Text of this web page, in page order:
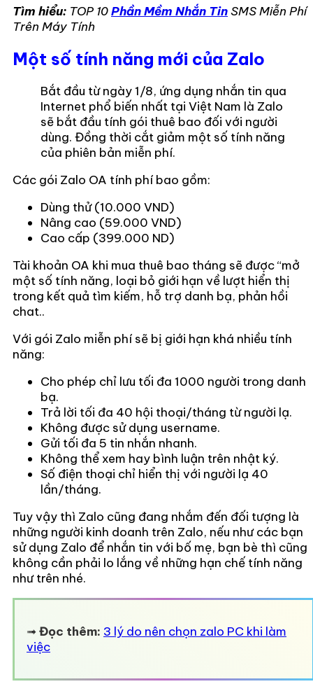
Tìm hiểu: TOP 10Phần Mềm Nhắn TinSMS Miễn Phí
Trên Máy Tính
Một số tính năng mới của Zalo
Bắt đầu từ ngày 1/8, ứng dụng nhắn tin qua
Internet phổ biến nhất tại Việt Nam là Zalo
sẽ bắt đầu tính gói thuê bao đối với người
dùng. Đồng thời cắt giảm một số tính năng
của phiên bản miễn phí.
Các gói Zalo OA tính phí bao gồm:
Dùng thử (10.000 VND)
Nâng cao (59.000 VND)
Cao cấp (399.000 ND)
Tài khoản OA khi mua thuê bao tháng sẽ được “mở
một số tính năng, loại bỏ giới hạn về lượt hiển thị
trong kết quả tìm kiếm, hỗ trợ danh bạ, phản hồi
chat..
Với gói Zalo miễn phí sẽ bị giới hạn khá nhiều tính
năng:
Cho phép chỉ lưu tối đa 1000 người trong danh
bạ.
Trả lời tối đa 40 hội thoại/tháng từ người lạ.
Không được sử dụng username.
Gửi tối đa 5 tin nhắn nhanh.
Không thể xem hay bình luận trên nhật ký.
Số điện thoại chỉ hiển thị với người lạ 40
lần/tháng.
Tuy vậy thì Zalo cũng đang nhắm đến đối tượng là
những người kinh doanh trên Zalo, nếu như các bạn
sử dụng Zalo để nhắn tin với bố mẹ, bạn bè thì cũng
không cần phải lo lắng về những hạn chế tính năng
như trên nhé.
➟Đọc thêm: 3 lý do nên chọn zalo PC khi làm
việc